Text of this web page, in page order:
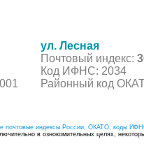
ул. Лесная
Почтовый индекс:
Код ИФНС: 2034
Районный код
почтовые индексы России, ОКАТО, коды
в ознокомительных целях,